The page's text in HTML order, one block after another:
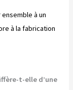
à un
à la fabrication
t-elle d’une